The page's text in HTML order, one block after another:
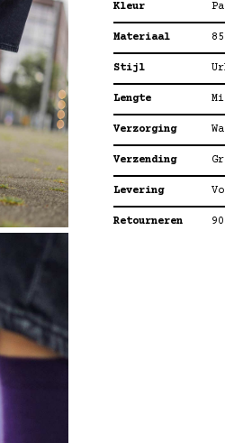
Kleur
Materiaal
Stijl
Lengte
Verzorging
Verzending
Levering
Retourneren